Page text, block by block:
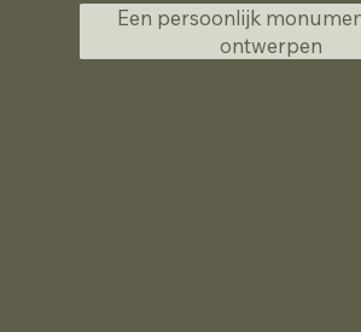
Een persoonlijk
ontwerpen